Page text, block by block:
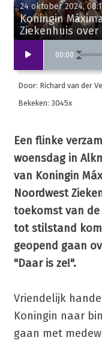
00:00
24 oktober 2024,
Koningin
Ziekenhuis over
Door: Richard van der
Bekeken: 3045x
Een flinke
woensdag in
van Koningin
Noordwest
toekomst van de
tot stilstand
geopend gaan
"Daar is ze!".
Vriendelijk
Koningin naar
gaan met